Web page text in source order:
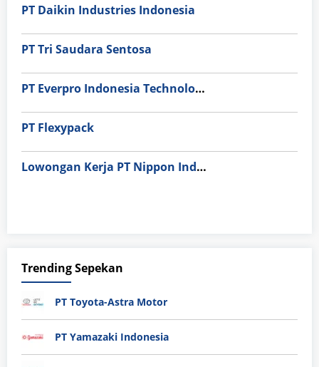
PT Daikin Industries Indonesia
PT Tri Saudara Sentosa
PT Everpro Indonesia Technologies
PT Flexypack
Lowongan Kerja PT Nippon Indosari Corpindo Tbk. Bulan Agustus 2026
Trending Sepekan
PT Toyota-Astra Motor
PT Yamazaki Indonesia